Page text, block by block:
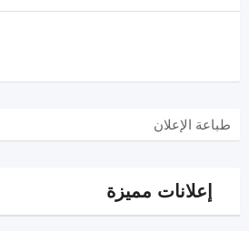
طباعة الإعلان
إعلانات مميزة